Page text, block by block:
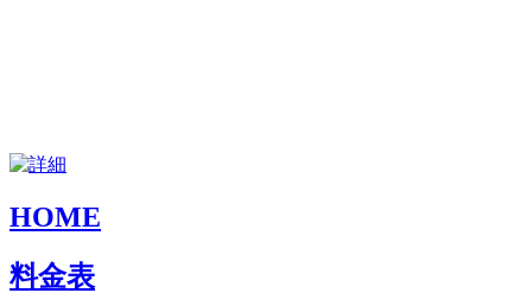
HOME
料金表